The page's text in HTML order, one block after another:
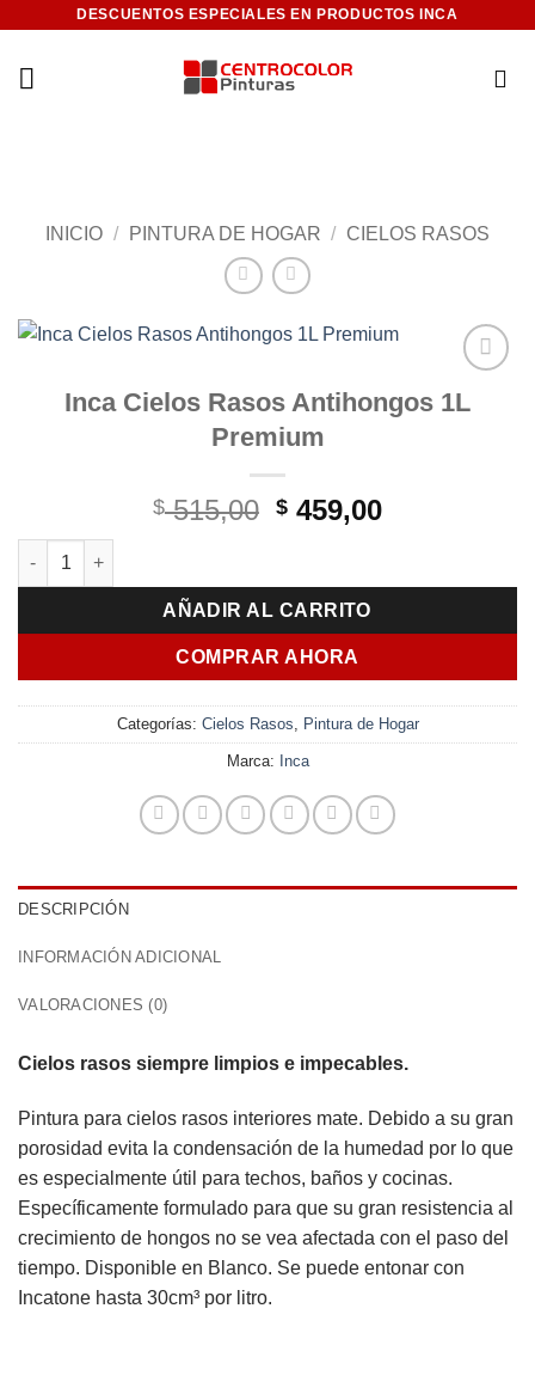
contenido
DESCUENTOS ESPECIALES EN PRODUCTOS INCA
INICIO / PINTURA DE HOGAR / CIELOS RASOS
Add to
wishlist
Inca Cielos Rasos Antihongos 1L
Premium
$515,00 El
era:
$ 515,00.
$ 459,00El
es:
Inca Cielos Rasos Antihongos 1L Premium cantidad
AÑADIR AL CARRITO
COMPRAR AHORA
Categorías: Cielos Rasos Pintura de Hogar
Marca: Inca
DESCRIPCIÓN
INFORMACIÓN ADICIONAL
VALORACIONES (0)
Cielos rasos siempre limpios e impecables.
Pintura para cielos rasos interiores mate. Debido a su gran
porosidad evita la condensación de la humedad por lo que
es especialmente útil para techos, baños y cocinas.
Específicamente formulado para que su gran resistencia al
crecimiento de hongos no se vea afectada con el paso del
tiempo. Disponible en Blanco. Se puede entonar con
Incatone hasta 30cm³ por litro.